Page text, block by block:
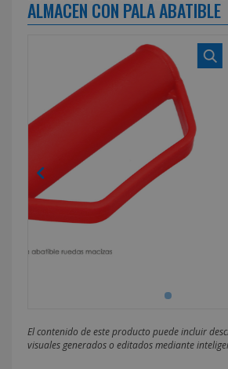
ALMACEN CON PALA ABATIBLE
El contenido de este producto puede incluir
visuales generados o editados mediante